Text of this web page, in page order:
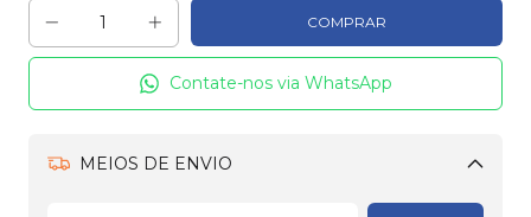
Contate-nos via WhatsApp
MEIOS DE ENVIO
Alterar CEP